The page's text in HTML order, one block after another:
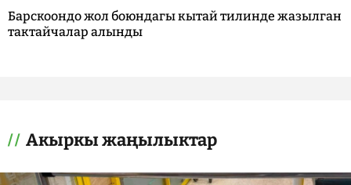
Барскоондо жол боюндагы кытай тилинде жазылган
тактайчалар алынды
Акыркы жаңылыктар